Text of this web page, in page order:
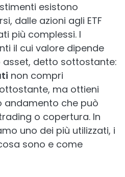
esistono
dalle azioni agli ETF
più complessi. I
il cui valore dipende
asset, detto sottostante:
non compri
ma ottieni
andamento che può
o copertura. In
uno dei più utilizzati, i
sono e come